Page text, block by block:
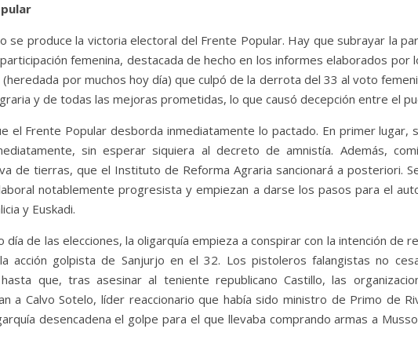
se produce la victoria electoral del Frente Popular. Hay que subrayar la
femenina, destacada de hecho en los informes elaborados
(heredada por muchos hoy día) que culpó de la derrota del 33 al voto
y de todas las mejoras prometidas, lo que causó decepción entre el
el Frente Popular desborda inmediatamente lo pactado. En primer lugar,
sin esperar siquiera al decreto de amnistía. Además,
de tierras, que el Instituto de Reforma Agraria sancionará a posteriori.
notablemente progresista y empiezan a darse los pasos para el
y Euskadi.
día de las elecciones, la oligarquía empieza a conspirar con la intención de
acción golpista de Sanjurjo en el 32. Los pistoleros falangistas no
que, tras asesinar al teniente republicano Castillo, las
a Calvo Sotelo, líder reaccionario que había sido ministro de Primo de
desencadena el golpe para el que llevaba comprando armas a